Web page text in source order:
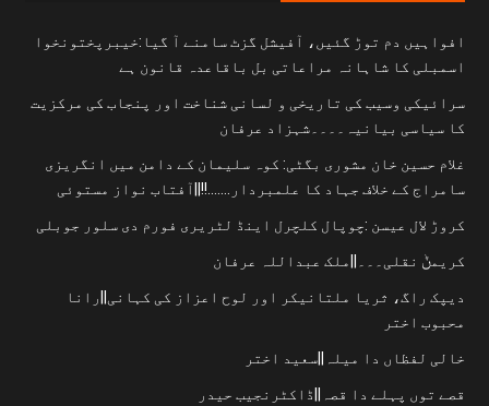
افواہیں دم توڑ گئیں، آفیشل گزٹ سامنے آ گیا:خیبرپختونخوا
اسمبلی کا شاہانہ مراعاتی بل باقاعدہ قانون ہے
سرائیکی وسیب کی تاریخی و لسانی شناخت اور پنجاب کی مرکزیت
کا سیاسی بیانیہ۔۔۔۔شہزاد عرفان
غلام حسین خان مشوری بگٹی: کوہ سلیمان کے دامن میں انگریزی
سامراج کے خلاف جہاد کا علمبردار…….!!||آفتاب نواز مستوئی
کروڑ لال عیسن :چوپال کلچرل اینڈ لٹریری فورم دی سلور جوبلی
کریمݨ نقلی۔۔۔||ملک عبداللہ عرفان
دیپک راگ، ثریا ملتانیکر اور لوح اعزاز کی کہانی||رانا
محبوب اختر
خالی لفظاں دا میلہ||سعید اختر
قصے توں پہلے دا قصہ||ڈاکٹرنجیب حیدر